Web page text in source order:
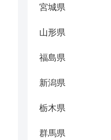
宮城県
山形県
福島県
新潟県
栃木県
群馬県